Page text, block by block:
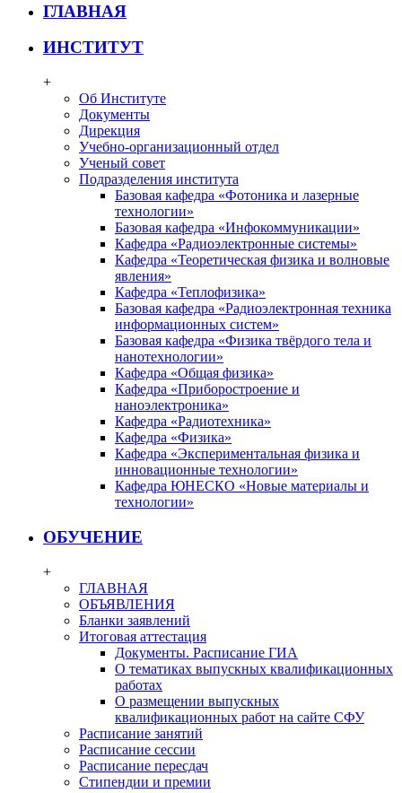
ГЛАВНАЯ
ИНСТИТУТ
+
Об Институте
Документы
Дирекция
Учебно-организационный отдел
Ученый совет
Подразделения института
Базовая кафедра «Фотоника и лазерные
технологии»
Базовая кафедра «Инфокоммуникации»
Кафедра «Радиоэлектронные системы»
Кафедра «Теоретическая физика и волновые
явления»
Кафедра «Теплофизика»
Базовая кафедра «Радиоэлектронная техника
информационных систем»
Базовая кафедра «Физика твёрдого тела и
нанотехнологии»
Кафедра «Общая физика»
Кафедра «Приборостроение и
наноэлектроника»
Кафедра «Радиотехника»
Кафедра «Физика»
Кафедра «Экспериментальная физика и
инновационные технологии»
Кафедра ЮНЕСКО «Новые материалы и
технологии»
ОБУЧЕНИЕ
+
ГЛАВНАЯ
ОБЪЯВЛЕНИЯ
Бланки заявлений
Итоговая аттестация
Документы. Расписание ГИА
О тематиках выпускных квалификационных
работах
О размещении выпускных
квалификационных работ на сайте СФУ
Расписание занятий
Расписание сессии
Расписание пересдач
Стипендии и премии